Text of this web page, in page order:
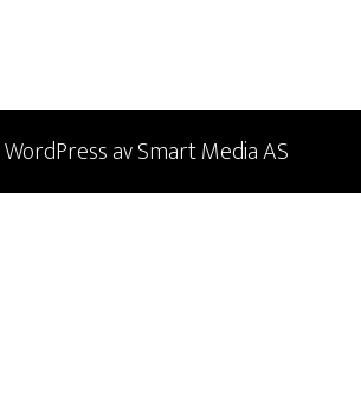
WordPressavSmart Media AS